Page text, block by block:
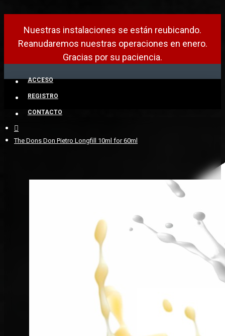
Nuestras instalaciones se están reubicando.
Reanudaremos nuestras operaciones en enero.
Gracias por su paciencia.
ACCESO
REGISTRO
CONTACTO
The Dons Don Pietro Longfill 10ml for 60ml